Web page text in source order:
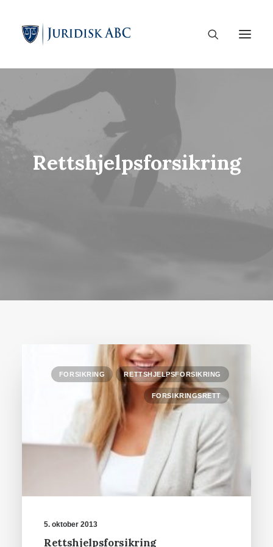
Rettshjelpsforsikring
FORSIKRING RETTSHJELPSFORSIKRING
FORSIKRINGSRETT
5. oktober 2013
Rettshjelpsforsikring